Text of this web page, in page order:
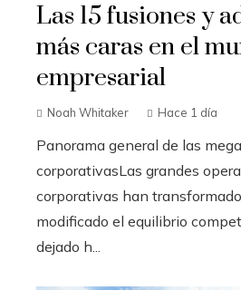
Las 15 fusiones y
más caras en el
empresarial
Noah Whitaker Hace 1 día
Panorama general de las
corporativasLas grandes
corporativas han
modificado el equilibrio
dejado h...